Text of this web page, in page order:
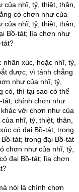
của nhĩ, tỷ, thiệt, thân,
có chơn như của
của nhĩ, tỷ, thiệt, thân,
Bồ-tát; lìa chơn như
tát?
xúc, hoặc nhĩ, tỷ,
được, vì tánh chẳng
như của nhĩ, tỷ,
có, thì tại sao có thể
tát; chính chơn như
với chơn như của
nhĩ, tỷ, thiệt, thân,
có đại Bồ-tát; trong
tát; trong đại Bồ-tát
chơn như của nhĩ, tỷ,
đại Bồ-tát; lìa chơn
nói là chính chơn